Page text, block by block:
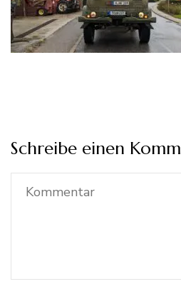
Schreibe einen